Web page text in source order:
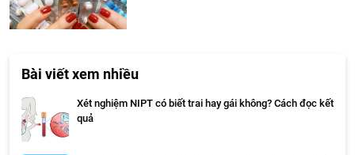
Bài viết xem nhiều
Xét nghiệm NIPT có biết trai hay gái không? Cách đọc kết
quả